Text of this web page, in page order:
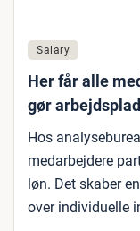
Salary
Her får alle
gør
Hos
medarbejdere
løn. Det skaber
over individuelle